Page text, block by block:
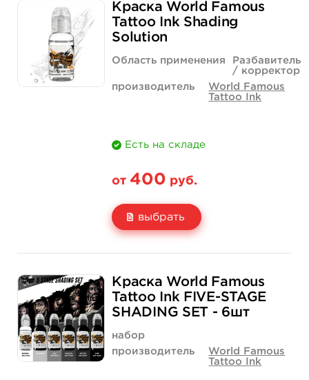
Количество
700 руб.
купить
1 000 руб.
Краска World Famous
Tattoo Ink Shading
Solution
Область применения
Разбавитель
/ корректор
производитель
World Famous
Tattoo Ink
Есть на складе
от 400 руб.
выбрать
Цена
Количество
400 руб. 650 руб.
Краска World Famous
Tattoo Ink FIVE-STAGE
SHADING SET - 6шт
набор
производитель
World Famous
Tattoo Ink